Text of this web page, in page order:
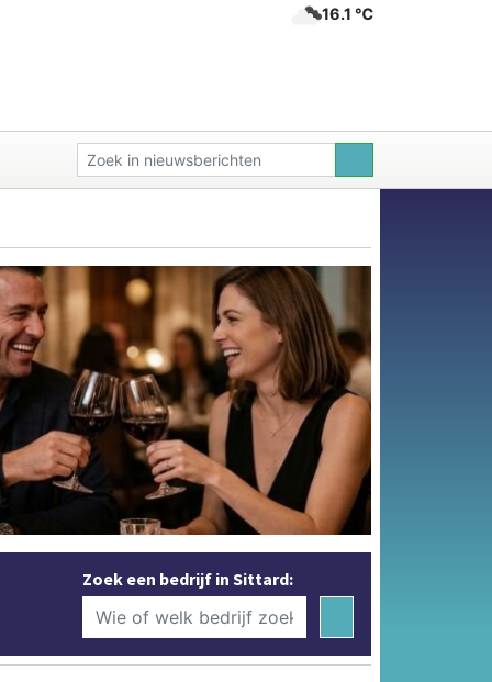
16.1 ℃
Zoek een bedrijf in Sittard: